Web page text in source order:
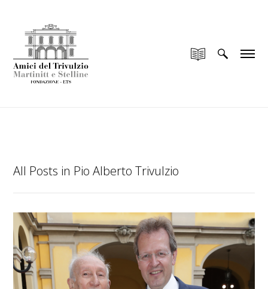
"__return_false");
All Posts in Pio Alberto Trivulzio